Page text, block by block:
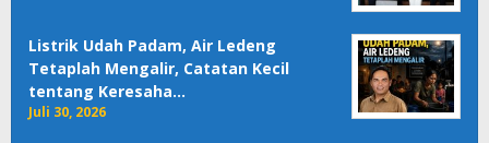
Listrik Udah Padam, Air Ledeng
Tetaplah Mengalir, Catatan Kecil
tentang Keresaha…
Juli 30, 2026